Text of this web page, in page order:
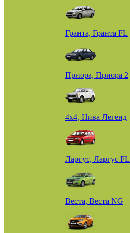
Гранта, Гранта FL
Приора, Приора 2
4х4, Нива Легенд
Ларгус, Ларгус FL
Веста, Веста NG